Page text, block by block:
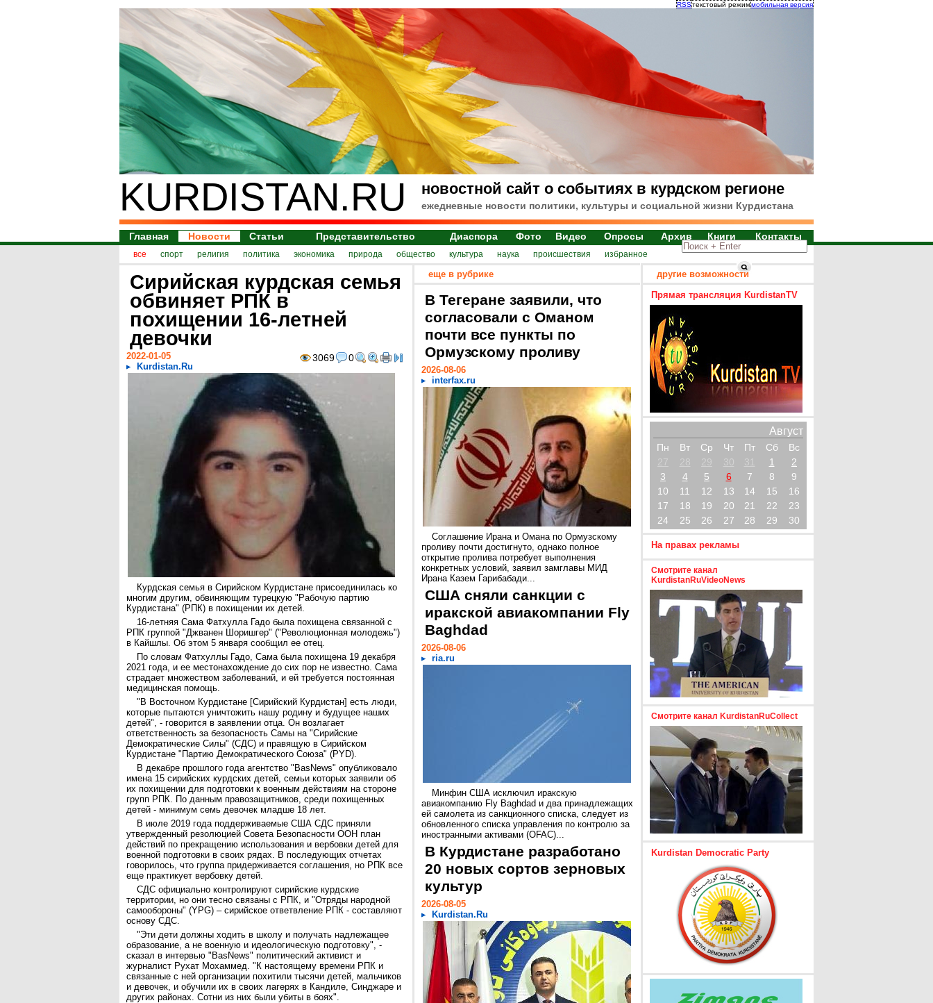
RSSтекстовый режиммобильная версия
KURDISTAN.RU новостной сайт о событиях в курдском регионе
ежедневные новости политики, культуры и социальной жизни Курдистана
Главная Новости Статьи Представительство Диаспора Фото Видео Опросы Архив Книги Контакты
все спорт религия политика экономика природа общество культура наука происшествия избранное
Сирийская курдская семья
обвиняет РПК в
похищении 16-летней
девочки
3069 0
2022-01-05
Kurdistan.Ru
Курдская семья в Сирийском Курдистане присоединилась ко
многим другим, обвиняющим турецкую "Рабочую партию
Курдистана" (РПК) в похищении их детей.
16-летняя Сама Фатхулла Гадо была похищена связанной с
РПК группой "Джванен Шоришгер" ("Революционная молодежь")
в Кайшлы. Об этом 5 января сообщил ее отец.
По словам Фатхуллы Гадо, Сама была похищена 19 декабря
2021 года, и ее местонахождение до сих пор не известно. Сама
страдает множеством заболеваний, и ей требуется постоянная
медицинская помощь.
"В Восточном Курдистане [Сирийский Курдистан] есть люди,
которые пытаются уничтожить нашу родину и будущее наших
детей", - говорится в заявлении отца. Он возлагает
ответственность за безопасность Самы на "Сирийские
Демократические Силы" (СДС) и правящую в Сирийском
Курдистане "Партию Демократического Союза" (PYD).
В декабре прошлого года агентство "BasNews" опубликовало
имена 15 сирийских курдских детей, семьи которых заявили об
их похищении для подготовки к военным действиям на стороне
групп РПК. По данным правозащитников, среди похищенных
детей - минимум семь девочек младше 18 лет.
В июле 2019 года поддерживаемые США СДС приняли
утвержденный резолюцией Совета Безопасности ООН план
действий по прекращению использования и вербовки детей для
военной подготовки в своих рядах. В последующих отчетах
говорилось, что группа придерживается соглашения, но РПК все
еще практикует вербовку детей.
СДС официально контролируют сирийские курдские
территории, но они тесно связаны с РПК, и "Отряды народной
самообороны" (YPG) – сирийское ответвление РПК - составляют
основу СДС.
"Эти дети должны ходить в школу и получать надлежащее
образование, а не военную и идеологическую подготовку", -
сказал в интервью "BasNews" политический активист и
журналист Рухат Мохаммед. "К настоящему времени РПК и
связанные с ней организации похитили тысячи детей, мальчиков
и девочек, и обучили их в своих лагерях в Кандиле, Синджаре и
других районах. Сотни из них были убиты в боях".
еще в рубрике
В Тегеране заявили, что
согласовали с Оманом
почти все пункты по
Ормузскому проливу
2026-08-06
interfax.ru
Соглашение Ирана и Омана по Ормузскому
проливу почти достигнуто, однако полное
открытие пролива потребует выполнения
конкретных условий, заявил замглавы МИД
Ирана Казем Гарибабади...
США сняли санкции с
иракской авиакомпании Fly
Baghdad
2026-08-06
ria.ru
Минфин США исключил иракскую
авиакомпанию Fly Baghdad и два принадлежащих
ей самолета из санкционного списка, следует из
обновленного списка управления по контролю за
иностранными активами (OFAC)...
В Курдистане разработано
20 новых сортов зерновых
культур
2026-08-05
Kurdistan.Ru
другие возможности
Прямая трансляция KurdistanTV
Август
Пн Вт Ср Чт Пт Сб
Вс
27
28 29 30 31 1
2
3
4 5 6 7 8
9
10
11 12 13 14 15
16
17
18 19 20 21 22
23
24
25 26 27 28 29 30
На правах рекламы
Смотрите канал
KurdistanRuVideoNews
Смотрите канал KurdistanRuCollect
Kurdistan Democratic Party